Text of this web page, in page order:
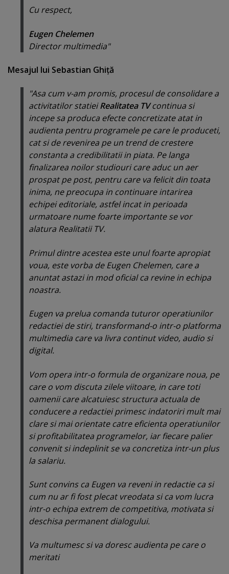
Cu respect,
Eugen Chelemen
Director multimedia"
Mesajul lui Sebastian Ghiţă
"Asa cum v-am promis, procesul de consolidare a
activitatilor statieiRealitatea TVcontinua si
incepe sa produca efecte concretizate atat in
audienta pentru programele pe care le produceti,
cat si de revenirea pe un trend de crestere
constanta a credibilitatii in piata. Pe langa
finalizarea noilor studiouri care aduc un aer
prospat pe post, pentru care va felicit din toata
inima, ne preocupa in continuare intarirea
echipei editoriale, astfel incat in perioada
urmatoare nume foarte importante se vor
alatura Realitatii TV.
Primul dintre acestea este unul foarte apropiat
voua, este vorba de Eugen Chelemen, care a
anuntat astazi in mod oficial ca revine in echipa
noastra.
Eugen va prelua comanda tuturor operatiunilor
redactiei de stiri, transformand-o intr-o platforma
multimedia care va livra continut video, audio si
digital.
Vom opera intr-o formula de organizare noua, pe
care o vom discuta zilele viitoare, in care toti
oamenii care alcatuiesc structura actuala de
conducere a redactiei primesc indatoriri mult mai
clare si mai orientate catre eficienta operatiunilor
si profitabilitatea programelor, iar fiecare palier
convenit si indeplinit se va concretiza intr-un plus
la salariu.
Sunt convins ca Eugen va reveni in redactie ca si
cum nu ar fi fost plecat vreodata si ca vom lucra
intr-o echipa extrem de competitiva, motivata si
deschisa permanent dialogului.
Va multumesc si va doresc audienta pe care o
meritati